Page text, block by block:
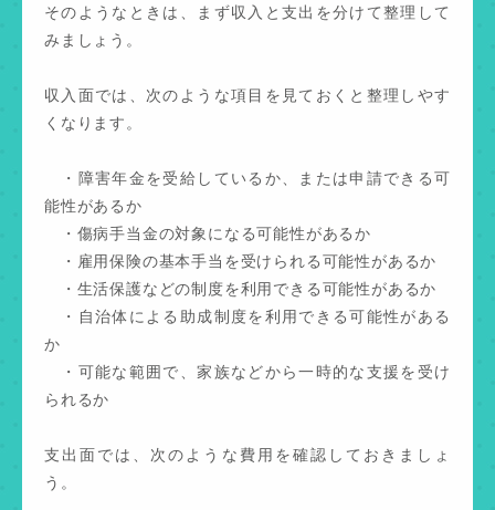
そのようなときは、まず収入と支出を分けて整理して
みましょう。
収入面では、次のような項目を見ておくと整理しやす
くなります。
・障害年金を受給しているか、または申請できる可
能性があるか
・傷病手当金の対象になる可能性があるか
・雇用保険の基本手当を受けられる可能性があるか
・生活保護などの制度を利用できる可能性があるか
・自治体による助成制度を利用できる可能性がある
か
・可能な範囲で、家族などから一時的な支援を受け
られるか
支出面では、次のような費用を確認しておきましょ
う。